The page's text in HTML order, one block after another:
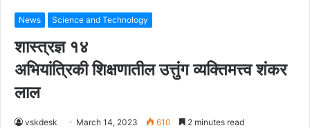
News Science and Technology
शास्त्रज्ञ १४
अभियांत्रिकी शिक्षणातील उत्तुंग व्यक्तिमत्त्व शंकर
लाल
vskdesk March 14, 2023 610 2 minutes read